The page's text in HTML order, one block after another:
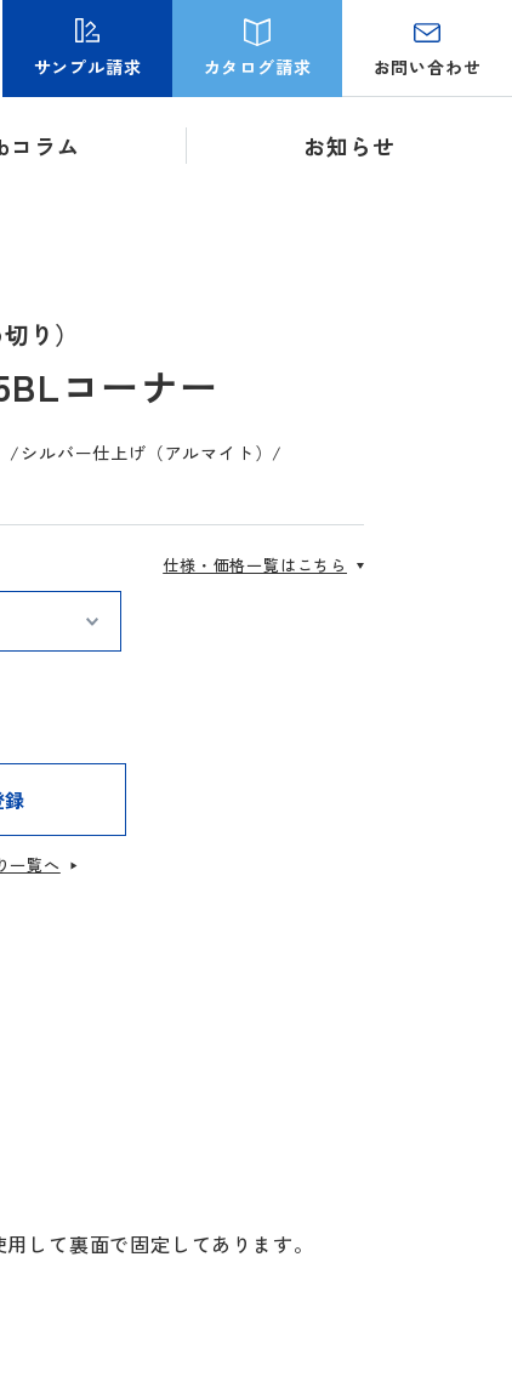
コラム お知らせ
サンプル請求 カタログ請求 お問い合わせ
り）
コーナー
/シルバー仕上げ（アルマイト）/
仕様・価格一覧はこちら
一覧へ
して裏面で固定してあります。